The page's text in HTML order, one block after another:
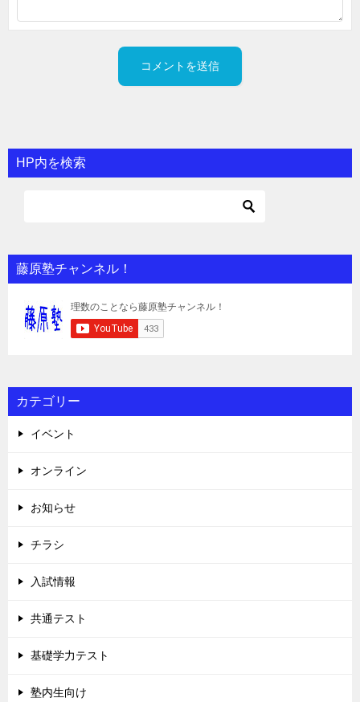
HP内を検索
藤原塾チャンネル！
カテゴリー
イベント
オンライン
お知らせ
チラシ
入試情報
共通テスト
基礎学力テスト
塾内生向け